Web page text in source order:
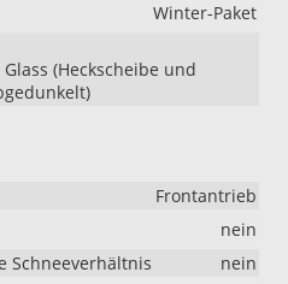
Winter-Paket
(Heckscheibe und
Frontantrieb
nein
Schneeverhältnis
nein